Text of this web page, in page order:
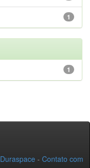
1
1
Duraspace - Contato com